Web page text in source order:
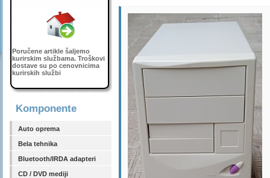
Poručene artikle šaljemo
kurirskim službama. Troškovi
dostave su po cenovnicima
kurirskih službi
Komponente
Auto oprema
Bela tehnika
Bluetooth/IRDA adapteri
CD / DVD mediji